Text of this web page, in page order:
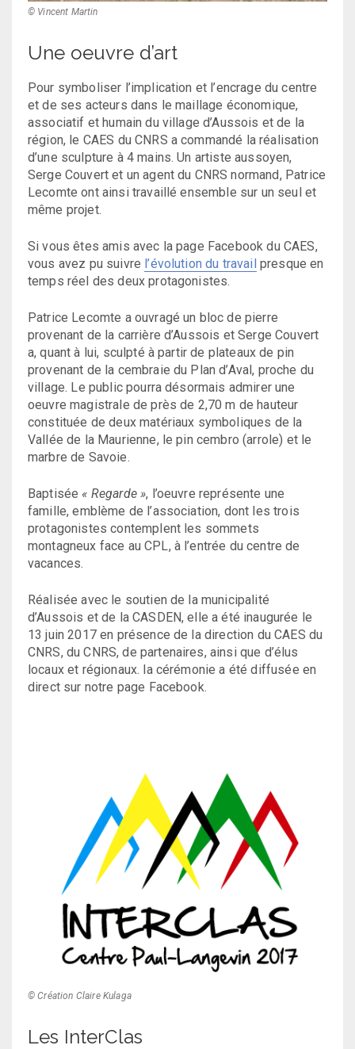
© Vincent Martin
Une oeuvre d’art
Pour symboliser l’implication et l’encrage du centre
et de ses acteurs dans le maillage économique,
associatif et humain du village d’Aussois et de la
région, le CAES du CNRS a commandé la réalisation
d’une sculpture à 4 mains. Un artiste aussoyen,
Serge Couvert et un agent du CNRS normand, Patrice
Lecomte ont ainsi travaillé ensemble sur un seul et
même projet.
Si vous êtes amis avec la page Facebook du CAES,
vous avez pu suivre l’évolution du travailpresque en
temps réel des deux protagonistes.
Patrice Lecomte a ouvragé un bloc de pierre
provenant de la carrière d’Aussois et Serge Couvert
a, quant à lui, sculpté à partir de plateaux de pin
provenant de la cembraie du Plan d’Aval, proche du
village. Le public pourra désormais admirer une
oeuvre magistrale de près de 2,70 m de hauteur
constituée de deux matériaux symboliques de la
Vallée de la Maurienne, le pin cembro (arrole) et le
marbre de Savoie.
Baptisée « Regarde », l’oeuvre représente une
famille, emblème de l’association, dont les trois
protagonistes contemplent les sommets
montagneux face au CPL, à l’entrée du centre de
vacances.
Réalisée avec le soutien de la municipalité
d’Aussois et de la CASDEN, elle a été inaugurée le
13 juin 2017 en présence de la direction du CAES du
CNRS, du CNRS, de partenaires, ainsi que d’élus
locaux et régionaux. la cérémonie a été diffusée en
direct sur notre page Facebook.
© Création Claire Kulaga
Les InterClas